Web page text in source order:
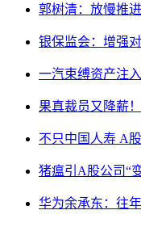
郭树清：放慢推
银保监会：增强
一汽束缚资产注
果真裁员又降薪
不只中国人寿 A
猪瘟引A股公司“
华为余承东：往